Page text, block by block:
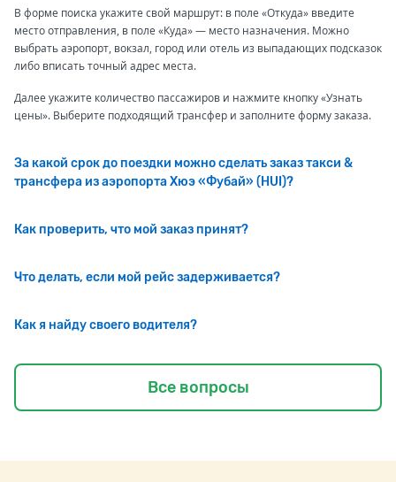
В форме поиска укажите свой маршрут: в поле «Откуда» введите
место отправления, в поле «Куда» — место назначения. Можно
выбрать аэропорт, вокзал, город или отель из выпадающих подсказок
либо вписать точный адрес места.
Далее укажите количество пассажиров и нажмите кнопку «Узнать
цены». Выберите подходящий трансфер и заполните форму заказа.
За какой срок до поездки можно сделать заказ такси &
трансфера из аэропорта Хюэ «Фубай» (HUI)?
Как проверить, что мой заказ принят?
Что делать, если мой рейс задерживается?
Как я найду своего водителя?
Все вопросы